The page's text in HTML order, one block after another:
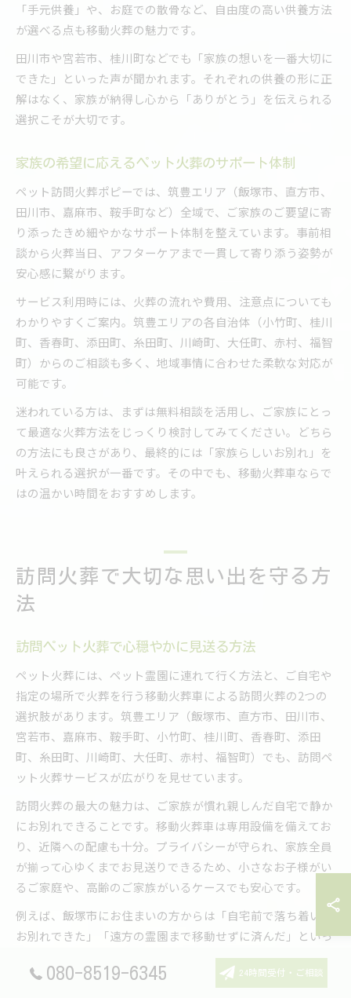
「手元供養」や、お庭での散骨など、自由度の高い供養方法
が選べる点も移動火葬の魅力です。
田川市や宮若市、桂川町などでも「家族の想いを一番大切に
できた」といった声が聞かれます。それぞれの供養の形に正
解はなく、家族が納得し心から「ありがとう」を伝えられる
選択こそが大切です。
家族の希望に応えるペット火葬のサポート体制
ペット訪問火葬ポピーでは、筑豊エリア（飯塚市、直方市、
田川市、嘉麻市、鞍手町など）全域で、ご家族のご要望に寄
り添ったきめ細やかなサポート体制を整えています。事前相
談から火葬当日、アフターケアまで一貫して寄り添う姿勢が
安心感に繋がります。
サービス利用時には、火葬の流れや費用、注意点についても
わかりやすくご案内。筑豊エリアの各自治体（小竹町、桂川
町、香春町、添田町、糸田町、川崎町、大任町、赤村、福智
町）からのご相談も多く、地域事情に合わせた柔軟な対応が
可能です。
迷われている方は、まずは無料相談を活用し、ご家族にとっ
て最適な火葬方法をじっくり検討してみてください。どちら
の方法にも良さがあり、最終的には「家族らしいお別れ」を
叶えられる選択が一番です。その中でも、移動火葬車ならで
はの温かい時間をおすすめします。
訪問火葬で大切な思い出を守る方
法
訪問ペット火葬で心穏やかに見送る方法
ペット火葬には、ペット霊園に連れて行く方法と、ご自宅や
指定の場所で火葬を行う移動火葬車による訪問火葬の2つの
選択肢があります。筑豊エリア（飯塚市、直方市、田川市、
宮若市、嘉麻市、鞍手町、小竹町、桂川町、香春町、添田
町、糸田町、川崎町、大任町、赤村、福智町）でも、訪問ペ
ット火葬サービスが広がりを見せています。
訪問火葬の最大の魅力は、ご家族が慣れ親しんだ自宅で静か
にお別れできることです。移動火葬車は専用設備を備えてお
り、近隣への配慮も十分。プライバシーが守られ、家族全員
が揃って心ゆくまでお見送りできるため、小さなお子様がい
るご家庭や、高齢のご家族がいるケースでも安心です。
例えば、飯塚市にお住まいの方からは「自宅前で落ち着いて
お別れできた」「遠方の霊園まで移動せずに済んだ」といっ
た声が寄せられています。ペット霊園も手厚い供養や納骨の
環境が整っていますが、移動火葬車ならではの柔軟な対応が
080-8519-6345 24時間受付・ご相談